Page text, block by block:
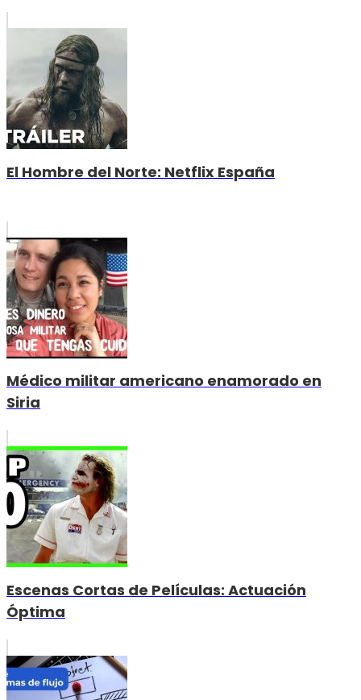
El Hombre del Norte: Netflix España
Médico militar americano enamorado en
Siria
Escenas Cortas de Películas: Actuación
Óptima